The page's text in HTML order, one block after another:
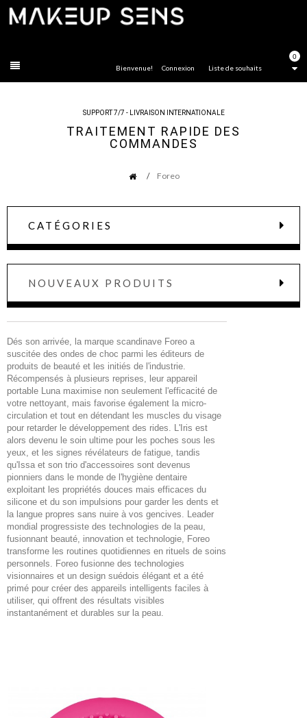
0
Liste de souhaits
Bienvenue! Connexion
SUPPORT 7/7 - LIVRAISON INTERNATIONALE
TRAITEMENT RAPIDE DES
COMMANDES
Foreo
CATÉGORIES
NOUVEAUX PRODUITS
Dés son arrivée, la marque scandinave Foreo a
suscitée des ondes de choc parmi les éditeurs de
produits de beauté et les initiés de l'industrie.
Récompensés à plusieurs reprises, leur appareil
portable Luna maximise non seulement l'efficacité de
votre nettoyant, mais favorise également la micro-
circulation et tout en détendant les muscles du visage
pour retarder le développement des rides. L'Iris est
alors devenu le soin ultime pour les poches sous les
yeux, et les signes révélateurs de fatigue, tandis
qu'Issa et son trio d'accessoires sont devenus
pionniers dans le monde de l'hygiène dentaire
exploitant les propriétés douces mais efficaces du
silicone et du son impulsions pour garder les dents et
la langue propres sans nuire à vos gencives. Leader
mondial progressiste des technologies de la peau,
fusionnant beauté, innovation et technologie, Foreo
transforme les routines quotidiennes en rituels de soins
personnels. Foreo fusionne des technologies
visionnaires et un design suédois élégant et a été
primé pour créer des appareils intelligents faciles à
utiliser, qui offrent des résultats visibles
instantanément et durables sur la peau.